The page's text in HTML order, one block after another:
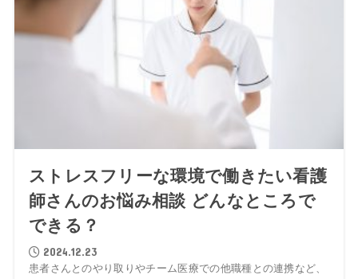
ストレスフリーな環境で働きたい看護
師さんのお悩み相談 どんなところで
できる？
2024.12.23
患者さんとのやり取りやチーム医療での他職種との連携など、